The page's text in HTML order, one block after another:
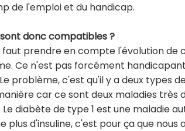
de l'emploi et du handicap.
donc compatibles ?
faut prendre en compte l'évolution
Ce n'est pas forcément
problème, c'est qu'il y a deux types
car ce sont deux maladies très
diabète de type 1 est une maladie
plus d'insuline, c'est pour ça que